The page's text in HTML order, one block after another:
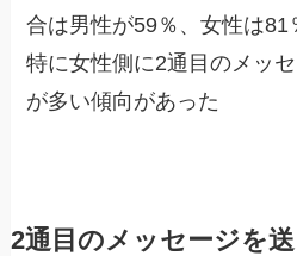
合は男性が59％、女性は81
特に女性側に2通目のメッ
が多い傾向があった
2通目のメッセージを